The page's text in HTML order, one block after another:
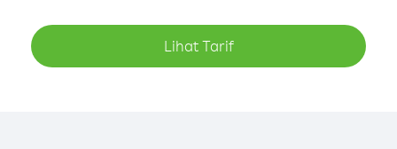
Lihat Tarif